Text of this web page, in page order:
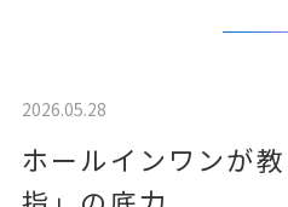
2026.05.28
ホールインワンが